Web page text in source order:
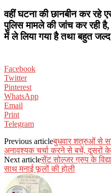
वहीं घटना की छानबीन कर
पुलिस मामले की जांच कर रही
में ले लिया गया है तथा बहुत
Facebook
Twitter
Pinterest
WhatsApp
Email
Print
Telegram
Previous articleबुधवार शत्रुओं से
अनावश्यक चर्चा करने से बचें, दूसरों के
Next articleसेंट सोल्जर ग्रुप के
साथ मनाई फूलों की होली